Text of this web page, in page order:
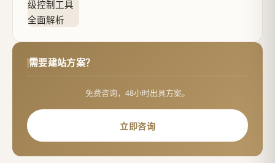
需要建站方案？
免费咨询，48小时出具方案。
立即咨询